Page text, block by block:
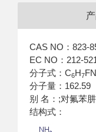
CAS NO：823-
EC NO：212-
分子式：C6H7FN
分子量：162.59
别 名：;对氟苯
结构式：